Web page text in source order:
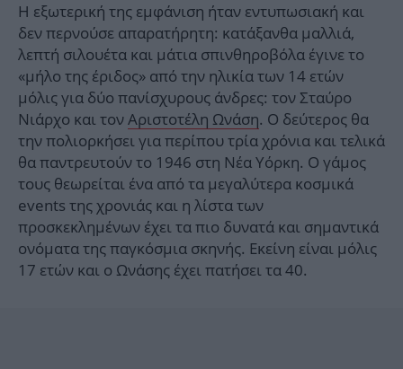
Η εξωτερική της εμφάνιση ήταν εντυπωσιακή και
δεν περνούσε απαρατήρητη: κατάξανθα μαλλιά,
λεπτή σιλουέτα και μάτια σπινθηροβόλα έγινε το
«μήλο της έριδος» από την ηλικία των 14 ετών
μόλις για δύο πανίσχυρους άνδρες: τον Σταύρο
Νιάρχο και τονΑριστοτέλη Ωνάση. Ο δεύτερος θα
την πολιορκήσει για περίπου τρία χρόνια και τελικά
θα παντρευτούν το 1946 στη Νέα Υόρκη. Ο γάμος
τους θεωρείται ένα από τα μεγαλύτερα κοσμικά
events της χρονιάς και η λίστα των
προσκεκλημένων έχει τα πιο δυνατά και σημαντικά
ονόματα της παγκόσμια σκηνής. Εκείνη είναι μόλις
17 ετών και ο Ωνάσης έχει πατήσει τα 40.